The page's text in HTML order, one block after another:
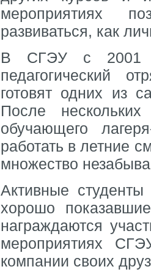
мероприятиях
развиваться, как
В СГЭУ с 2001
педагогический
готовят одних из
После
обучающего
работать в летние
множество
Активные
хорошо
награждаются
мероприятиях
компании своих